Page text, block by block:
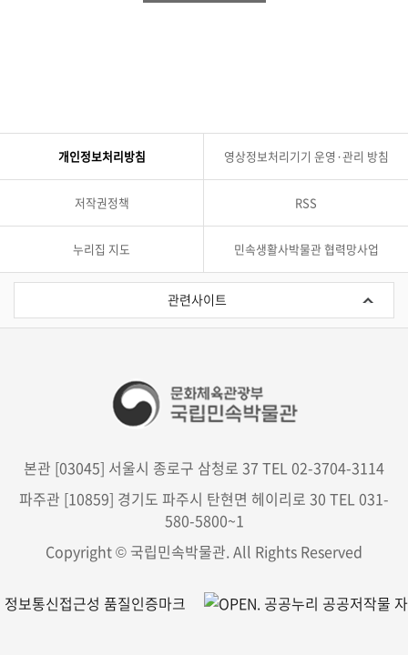
개인정보처리방침 영상정보처리기기 운영·관리 방침
저작권정책 RSS
누리집 지도 민속생활사박물관 협력망사업
관
이
관련사이트
본관 [03045] 서울시 종로구 삼청로 37 TEL 02-3704-3114
파주관 [10859] 경기도 파주시 탄현면 헤이리로 30 TEL 031-
580-5800~1
Copyright © 국립민속박물관. All Rights Reserved